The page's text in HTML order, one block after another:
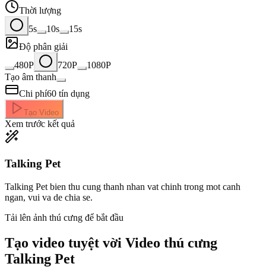
Thời lượng
5s
10s
15s
Độ phân giải
480P
720P
1080P
Tạo âm thanh
Chi phí60 tín dụng
Tạo Video
Xem trước kết quả
Talking Pet
Talking Pet bien thu cung thanh nhan vat chinh trong mot canh
ngan, vui va de chia se.
Tải lên ảnh thú cưng để bắt đầu
Tạo video tuyệt vời Video thú cưng
Talking Pet